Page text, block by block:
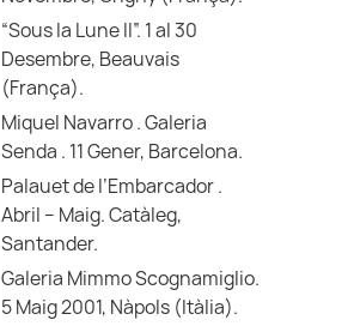
“Sous la Lune II”. 1 al 30
Desembre, Beauvais
(França).
Miquel Navarro . Galeria
Senda . 11 Gener, Barcelona.
Palauet de l’Embarcador .
Abril – Maig. Catàleg,
Santander.
Galeria Mimmo Scognamiglio.
5 Maig 2001, Nàpols (Itàlia).